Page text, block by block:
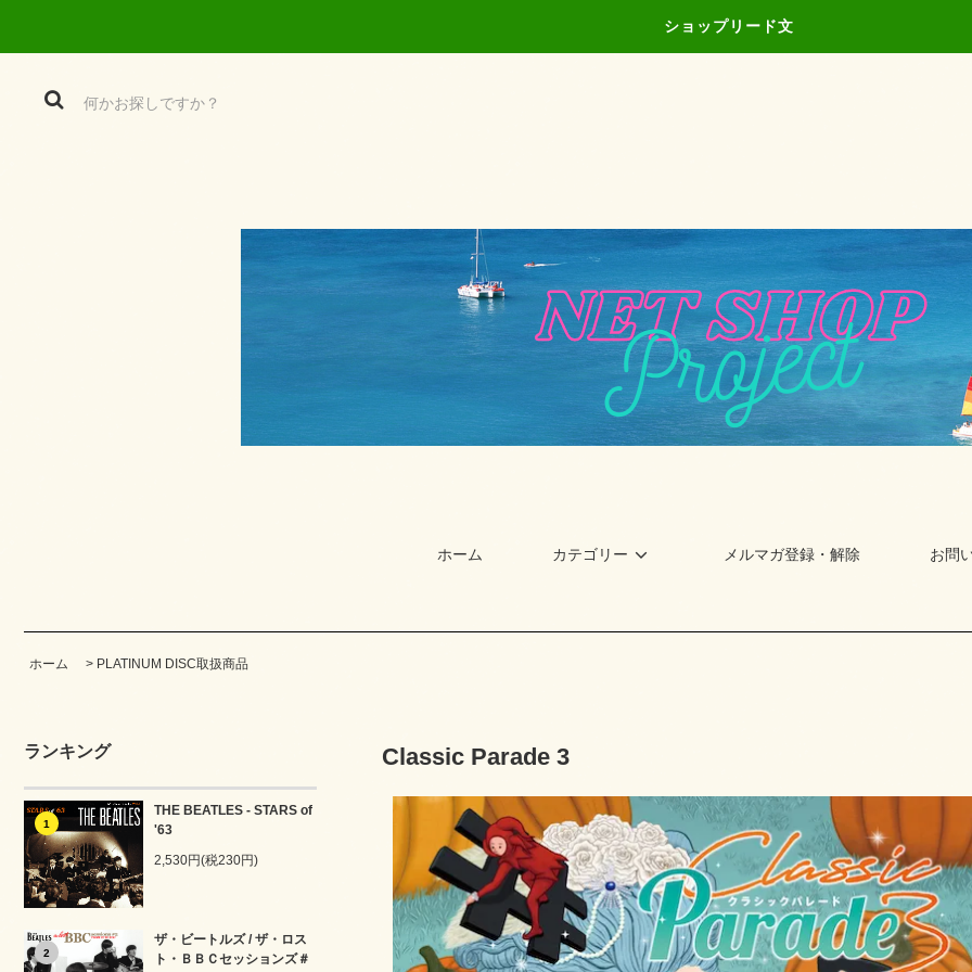
ショップリード文
ホーム カテゴリー メルマガ登録・解除 お問
ホーム > PLATINUM DISC取扱商品
ランキング
1
THE BEATLES - STARS of
'63
2,530円(税230円)
2
ザ・ビートルズ / ザ・ロス
ト・ＢＢＣセッションズ＃
Classic Parade 3